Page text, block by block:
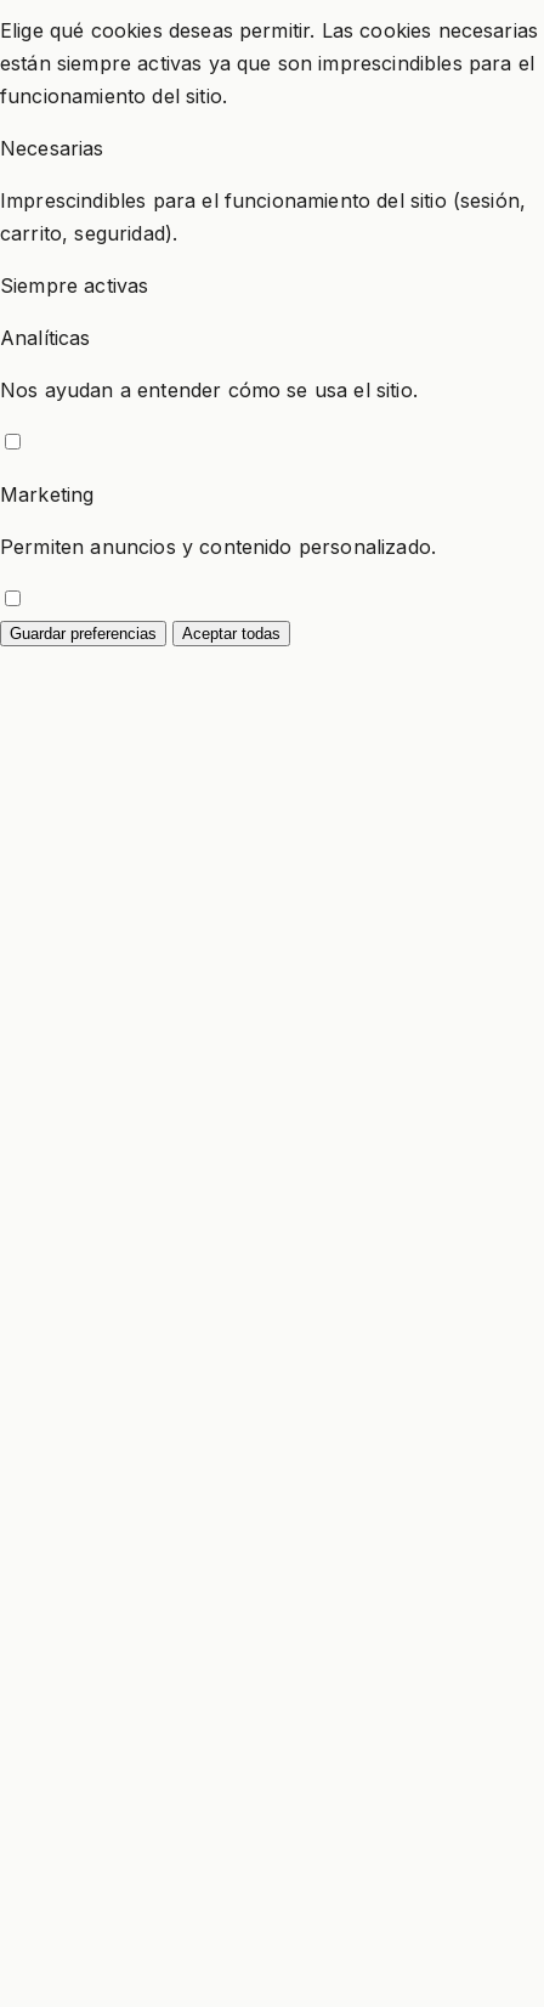
Elige qué cookies deseas permitir. Las cookies necesarias
están siempre activas ya que son imprescindibles para el
funcionamiento del sitio.
Necesarias
Imprescindibles para el funcionamiento del sitio (sesión,
carrito, seguridad).
Siempre activas
Analíticas
Nos ayudan a entender cómo se usa el sitio.
Marketing
Permiten anuncios y contenido personalizado.
Guardar preferencias Aceptar todas